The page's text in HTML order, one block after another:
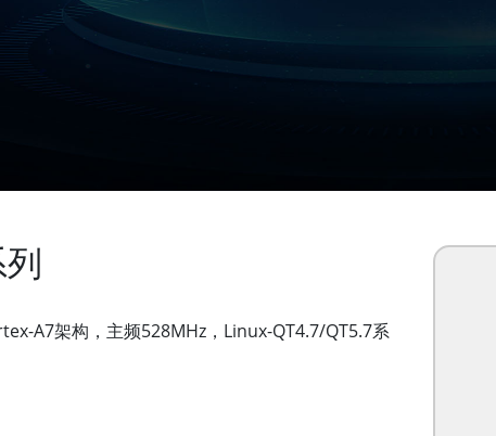
A7架构，主频528MHz，Linux-QT4.7/QT5.7系